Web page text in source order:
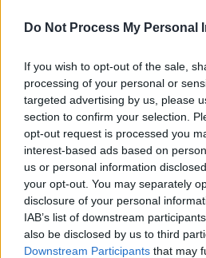
Do Not Process My Personal
If you wish to opt-out of the sale,
processing of your personal or
targeted advertising by us, please
section to confirm your selection.
opt-out request is processed you
interest-based ads based on
us or personal information
your opt-out. You may separately
disclosure of your personal
IAB’s list of downstream
also be disclosed by us to third
Downstream Participants that may
— AFP News Agency
ΟΑυστραλός υπουργός
Ειρηνικό Ζεντ Σισίλγια
αξιωματούχοι τηςΤόνγκα
καταφέρουν να
από τα απομονωμένα, με
νησιά Χααπάικαιάλλα
του αρχιπελάγους, όπου
πολύ σκληρές, με πολλά
καταστραφεί από το